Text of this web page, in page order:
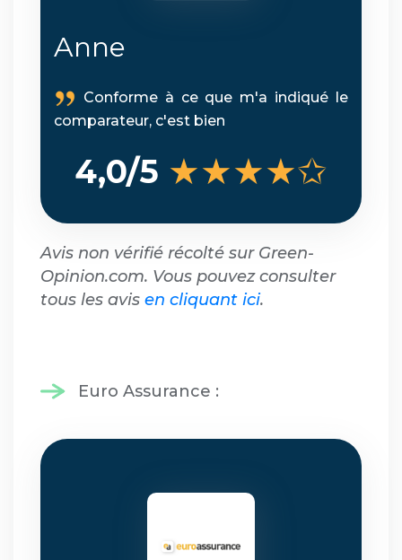
Anne
Conforme à ce que m'a indiqué le
comparateur, c'est bien
4,0/5 ★★★★✩
Avis non vérifié récolté sur Green-
Opinion.com. Vous pouvez consulter
tous les avis en cliquant ici.
Euro Assurance :